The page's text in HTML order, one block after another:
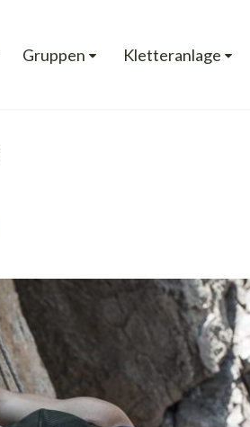
Gruppen Kletteranlage